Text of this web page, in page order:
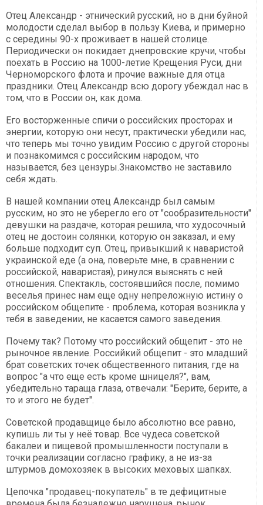
Отец Александр - этнический русский, но в дни буйной
молодости сделал выбор в пользу Киева, и примерно
с середины 90-х проживает в нашей столице.
Периодически он покидает днепровские кручи, чтобы
поехать в Россию на 1000-летие Крещения Руси, дни
Черноморского флота и прочие важные для отца
праздники. Отец Александр всю дорогу убеждал нас в
том, что в России он, как дома.
Его восторженные спичи о российских просторах и
энергии, которую они несут, практически убедили нас,
что теперь мы точно увидим Россию с другой стороны
и познакомимся с российским народом, что
называется, без цензуры.Знакомство не заставило
себя ждать.
В нашей компании отец Александр был самым
русским, но это не уберегло его от "сообразительности"
девушки на раздаче, которая решила, что худосочный
отец не достоин солянки, которую он заказал, и ему
больше подходит суп. Отец, привыкший к наваристой
украинской еде (а она, поверьте мне, в сравнении с
российской, наваристая), ринулся выяснять с ней
отношения. Спектакль, состоявшийся после, помимо
веселья принес нам еще одну непреложную истину о
российском общепите - проблема, которая возникла у
тебя в заведении, не касается самого заведения.
Почему так? Потому что российский общепит - это не
рыночное явление. Российкий общепит - это младший
брат советских точек общественного питания, где на
вопрос "а что еще есть кроме шницеля?", вам,
убедительно тараща глаза, отвечали: "Берите, берите, а
то и этого не будет".
Советской продавщице было абсолютно все равно,
купишь ли ты у неё товар. Все чудеса советской
бакалеи и пищевой промышленности поступали в
точки реализации согласно графику, а не из-за
штурмов домохозяек в высоких меховых шапках.
Цепочка "продавец-покупатель" в те дефицитные